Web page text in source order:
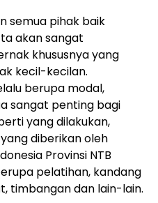
semua pihak baik
akan sangat
khususnya yang
kecil-kecilan.
berupa modal,
sangat penting bagi
yang dilakukan,
diberikan oleh
Provinsi NTB
pelatihan, kandang
timbangan dan lain-lain.